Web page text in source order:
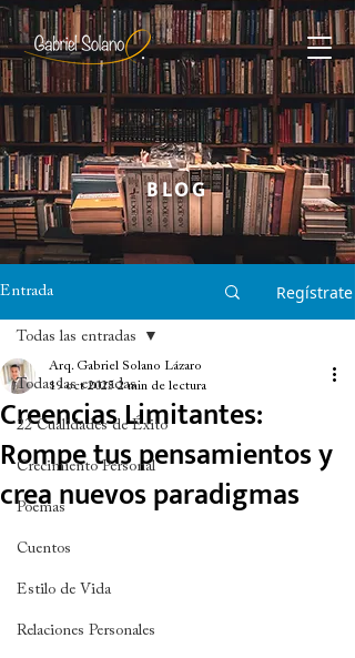
BLOG
Entrada Regístrate
Todas las entradas
22 Cualidades de Éxito
Crecimiento Personal
Poemas
Cuentos
Estilo de Vida
Relaciones Personales
Todas las entradas
Creencias Limitantes:
Rompe tus pensamientos y
crea nuevos paradigmas
Arq. Gabriel Solano Lázaro
19 oct 2025 2 min de lectura